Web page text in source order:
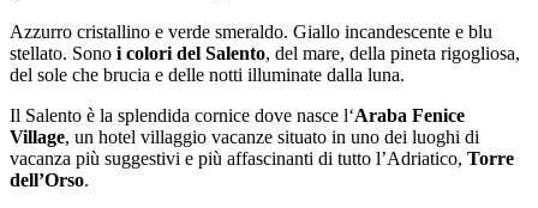
Azzurro cristallino e verde smeraldo. Giallo incandescente e blu
stellato. Sono i colori del Salento, del mare, della pineta rigogliosa,
del sole che brucia e delle notti illuminate dalla luna.
Il Salento è la splendida cornice dove nasce l‘Araba Fenice
Village, un hotel villaggio vacanze situato in uno dei luoghi di
vacanza più suggestivi e più affascinanti di tutto l’Adriatico, Torre
dell’Orso.